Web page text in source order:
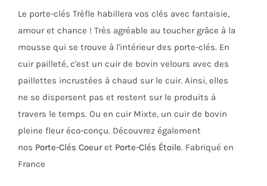
choisies
sur
du
Le porte-clés Trèfle habillera vos clés avec fantaisie,
amour et chance ! Très agréable au toucher grâce à la
mousse qui se trouve à l'intérieur des porte-clés. En
cuir pailleté, c'est un cuir de bovin velours avec des
paillettes incrustées à chaud sur le cuir. Ainsi, elles
ne se dispersent pas et restent sur le produits à
travers le temps. Ou en cuir Mixte, un cuir de bovin
pleine fleur éco-conçu. Découvrez également
nos Porte-Clés Coeuret Porte-Clés Étoile. Fabriqué en
France